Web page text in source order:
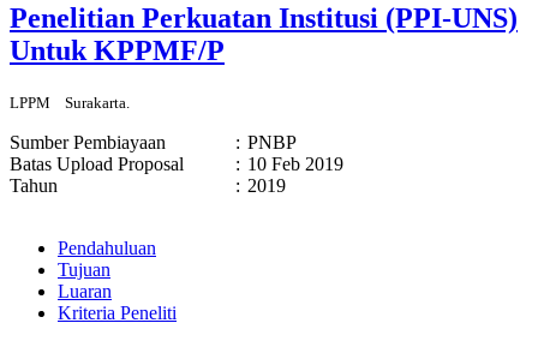
Penelitian Perkuatan Institusi (PPI-UNS)
Untuk KPPMF/P
LPPM Surakarta.
Sumber Pembiayaan : PNBP
Batas Upload Proposal
: 10 Feb 2019
Tahun
: 2019
Pendahuluan
Tujuan
Luaran
Kriteria Peneliti